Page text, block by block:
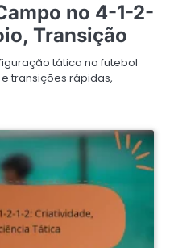
no 4-1-2-
Transição
tática no futebol
transições rápidas,